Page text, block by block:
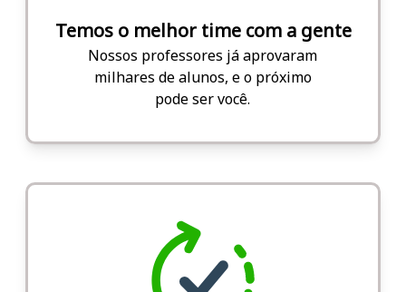
Temos o melhor time com a gente
Nossos professores já aprovaram
milhares de alunos, e o próximo
pode ser você.